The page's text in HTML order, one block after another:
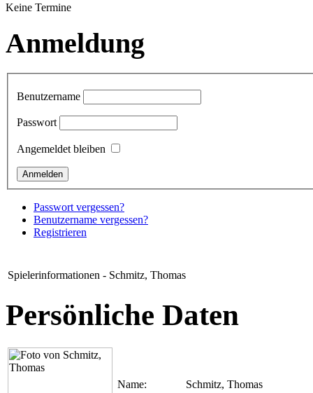
Keine Termine
Anmeldung
Benutzername
Passwort
Angemeldet bleiben
Passwort vergessen?
Benutzername vergessen?
Registrieren
Spielerinformationen - Schmitz, Thomas
Persönliche Daten
Name:
Schmitz, Thomas